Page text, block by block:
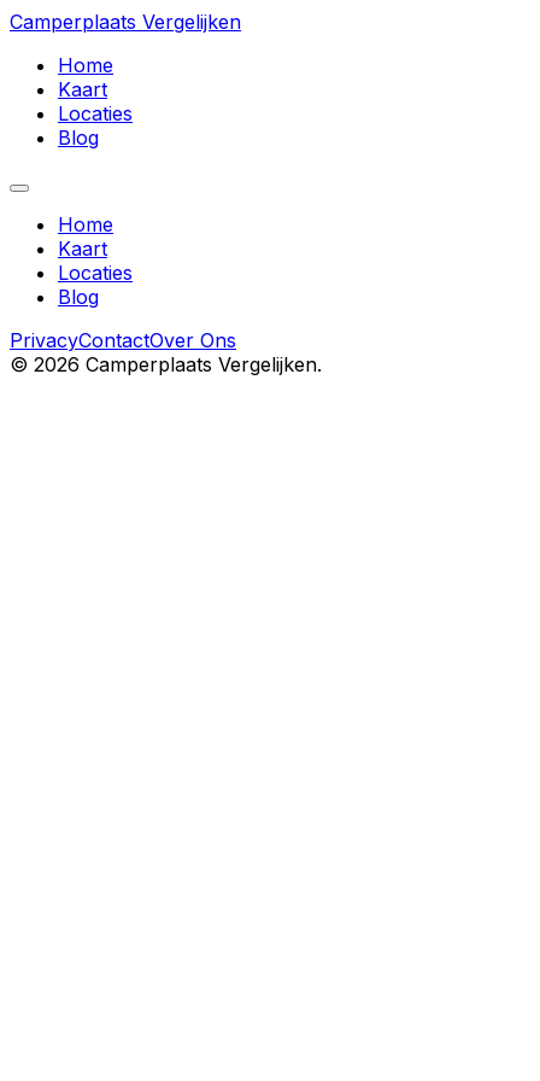
Camperplaats Vergelijken
Home
Kaart
Locaties
Blog
Home
Kaart
Locaties
Blog
PrivacyContactOver Ons
© 2026 Camperplaats Vergelijken.